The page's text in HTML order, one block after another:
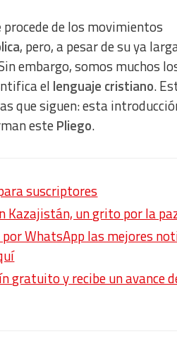
procede de los movimientos
, pero, a pesar de su ya
embargo, somos muchos
el lenguaje cristiano.
que siguen: esta
estePliego.
suscriptores
Kazajistán, un grito por la
WhatsApp las mejores
gratuito y recibe un avance